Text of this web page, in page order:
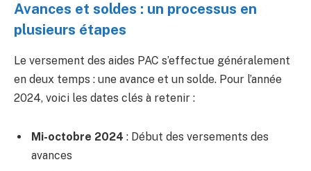
Avances et soldes : un processus en
plusieurs étapes
Le versement des aides PAC s’effectue généralement
en deux temps : une avance et un solde. Pour l’année
2024, voici les dates clés à retenir :
Mi-octobre 2024 : Début des versements des
avances